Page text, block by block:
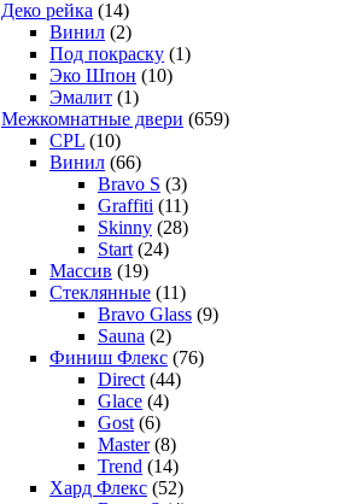
Деко рейка (14)
Винил (2)
Под покраску (1)
Эко Шпон (10)
Эмалит (1)
Межкомнатные двери (659)
CPL (10)
Винил (66)
Bravo S (3)
Graffiti (11)
Skinny (28)
Start (24)
Массив (19)
Стеклянные (11)
Bravo Glass (9)
Sauna (2)
Финиш Флекс (76)
Direct (44)
Glace (4)
Gost (6)
Master (8)
Trend (14)
Хард Флекс (52)